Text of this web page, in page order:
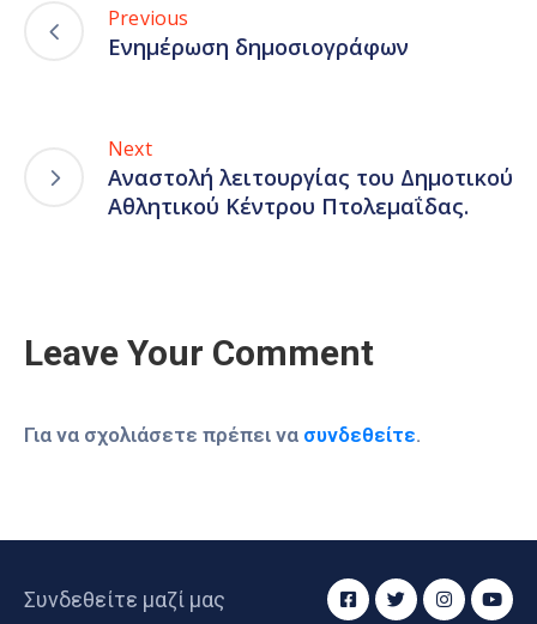
Previous
Ενημέρωση δημοσιογράφων
Next
Αναστολή λειτουργίας του Δημοτικού
Αθλητικού Κέντρου Πτολεμαΐδας.
Leave Your Comment
Για να σχολιάσετε πρέπει να συνδεθείτε.
Συνδεθείτε μαζί μας